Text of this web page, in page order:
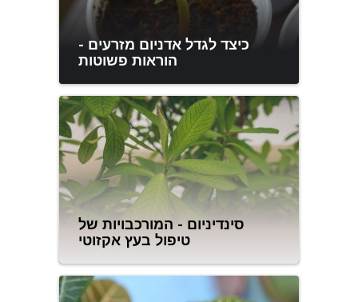
כיצד לגדל אדניום מזרעים -
הוראות פשוטות
סינדיניום - המורכבויות של
טיפול בעץ אקזוטי